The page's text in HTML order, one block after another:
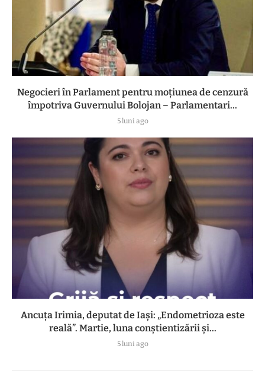
Negocieri în Parlament pentru moțiunea de cenzură
împotriva Guvernului Bolojan – Parlamentari...
5 luni ago
Ancuța Irimia, deputat de Iași: „Endometrioza este
reală”. Martie, luna conștientizării și...
5 luni ago